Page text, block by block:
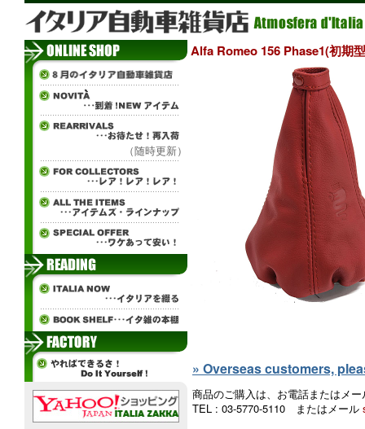
（随時更新）
Alfa Romeo 156 Phase1(初期
» Overseas customers,
商品のご購入は、お電話またはメ
TEL : 03-5770-5110 またはメール